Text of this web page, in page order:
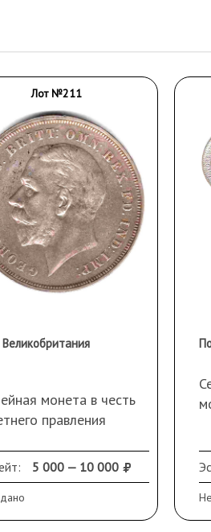
Лот №211
монета в честь
правления
500.5 000 — 10 000